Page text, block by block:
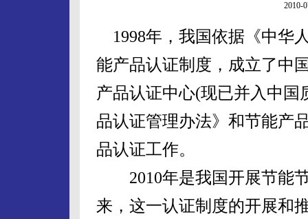
2010-
1998年，我国依据《中华
能产品认证制度，成立了中
产品认证中心(现已并入中
品认证管理办法》和节能产
品认证工作。
2010年是我国开展节能节
来，这一认证制度的开展和